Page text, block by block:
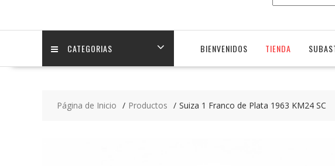
CATEGORIAS BIENVENIDOS TIENDA
Página de Inicio Productos Suiza 1 Franco de Plata 1963 KM24 SC